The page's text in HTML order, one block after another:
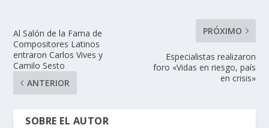
Al Salón de la Fama de
Compositores Latinos
entraron Carlos Vives y
Camilo Sesto
ANTERIOR
PRÓXIMO
Especialistas realizaron
foro «Vidas en riesgo, país
en crisis»
SOBRE EL AUTOR